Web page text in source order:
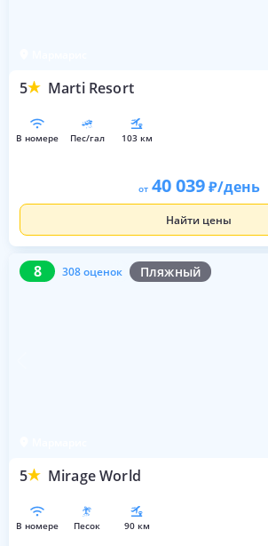
5 Marti Resort
в номере пес/гал 103 км
от 40 039 /день
Найти цены
8 308 оценок Пляжный
5 Mirage World
8 308 оценок
в номере песок 90 км